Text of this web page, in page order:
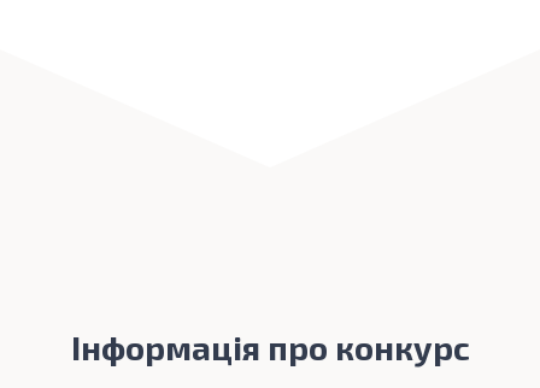
Інформація про конкурс